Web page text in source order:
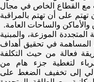
مع القطاع الخاص في مجال
تهتم على أن تهتم بالمراقبة
والساحات العامة.
المتجددة الموزعة، والمبنية
المساهمة في تحقيق أهداف
فعالة من حيث التكلفة
لتغطية جزء هام من
إلى تخفيف الضغط على